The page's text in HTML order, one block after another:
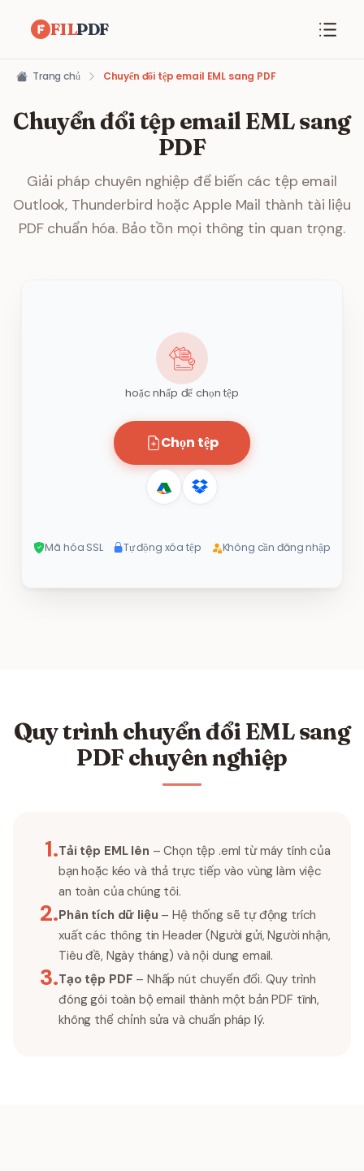
FILPDF
Trang chủ Chuyển đổi tệp email EML sang PDF
Chuyển đổi tệp email EML sang
PDF
Giải pháp chuyên nghiệp để biến các tệp email
Outlook, Thunderbird hoặc Apple Mail thành tài liệu
PDF chuẩn hóa. Bảo tồn mọi thông tin quan trọng.
hoặc nhấp để chọn tệp
Chọn tệp
Mã hóa SSL Tự động xóa tệp Không cần đăng nhập
Quy trình chuyển đổi EML sang
PDF chuyên nghiệp
1.Tải tệp EML lên – Chọn tệp .eml từ máy tính của
bạn hoặc kéo và thả trực tiếp vào vùng làm việc
an toàn của chúng tôi.
2.Phân tích dữ liệu – Hệ thống sẽ tự động trích
xuất các thông tin Header (Người gửi, Người nhận,
Tiêu đề, Ngày tháng) và nội dung email.
3.Tạo tệp PDF – Nhấp nút chuyển đổi. Quy trình
đóng gói toàn bộ email thành một bản PDF tĩnh,
không thể chỉnh sửa và chuẩn pháp lý.